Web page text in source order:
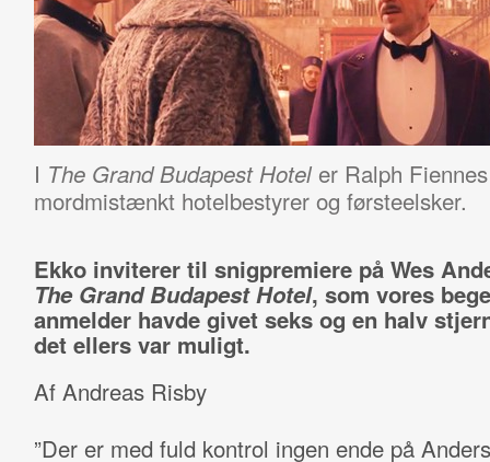
I The Grand Budapest Hoteler Ralph
mordmistænkt hotelbestyrer og førsteelsker.
Ekko inviterer til snigpremiere på Wes
The Grand Budapest Hotel, som vores
anmelder havde givet seks og en halv
det ellers var muligt.
Af Andreas Risby
”Der er med fuld kontrol ingen ende på